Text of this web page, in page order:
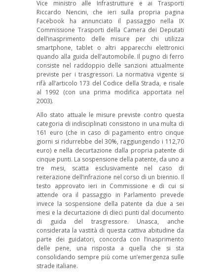
Vice ministro alle Infrastrutture e ai Trasporti
Riccardo Nencini, che ieri sulla propria pagina
Facebook ha annunciato il passaggio nella IX
Commissione Trasporti della Camera dei Deputati
dell’inasprimento delle misure per chi utilizza
smartphone, tablet o altri apparecchi elettronici
quando alla guida dell’automobile. Il pugno di ferro
consiste nel raddoppio delle sanzioni attualmente
previste per i trasgressori. La normativa vigente si
rifà all’articolo 173 del Codice della Strada, e risale
al 1992 (con una prima modifica apportata nel
2003).
Allo stato attuale le misure previste contro questa
categoria di indisciplinati consistono in una multa di
161 euro (che in caso di pagamento entro cinque
giorni si ridurrebbe del 30%, raggiungendo i 112,70
euro) e nella decurtazione dalla propria patente di
cinque punti. La sospensione della patente, da uno a
tre mesi, scatta esclusivamente nel caso di
reiterazione dell’infrazione nel corso di un biennio. Il
testo approvato ieri in Commissione e di cui si
attende ora il passaggio in Parlamento prevede
invece la sospensione della patente da due a sei
mesi e la decurtazione di dieci punti dal documento
di guida del trasgressore. Unasca, anche
considerata la vastità di questa cattiva abitudine da
parte dei guidatori, concorda con l’inasprimento
delle pene, una risposta a quella che si sta
consolidando sempre più come un’emergenza sulle
strade italiane.